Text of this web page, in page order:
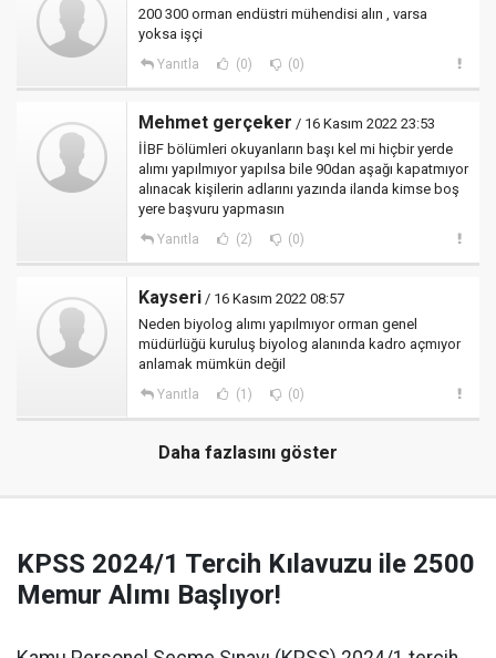
200 300 orman endüstri mühendisi alın , varsa
yoksa işçi
Yanıtla (0) (0)
Mehmet gerçeker / 16 Kasım 2022 23:53
İİBF bölümleri okuyanların başı kel mi hiçbir yerde
alımı yapılmıyor yapılsa bile 90dan aşağı kapatmıyor
alınacak kişilerin adlarını yazında ilanda kimse boş
yere başvuru yapmasın
Yanıtla (2) (0)
Kayseri / 16 Kasım 2022 08:57
Neden biyolog alımı yapılmıyor orman genel
müdürlüğü kuruluş biyolog alanında kadro açmıyor
anlamak mümkün değil
Yanıtla (1) (0)
Daha fazlasını göster
KPSS 2024/1 Tercih Kılavuzu ile 2500
Memur Alımı Başlıyor!